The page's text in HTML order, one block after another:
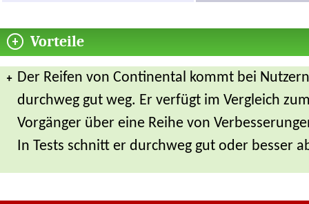
Vorteile
Der Reifen von Continental kommt bei Nutzern
durchweg gut weg. Er verfügt im Vergleich
Vorgänger über eine Reihe von
In Tests schnitt er durchweg gut oder besser